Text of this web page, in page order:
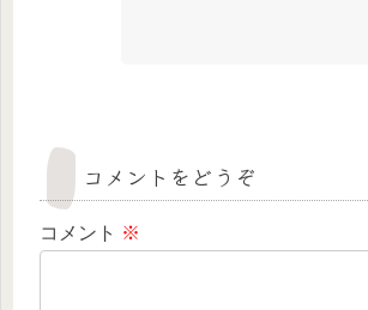
コメントをどうぞ
コメント ※